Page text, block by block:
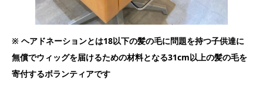
※ ヘアドネーションとは18以下の髪の毛に問題を持つ子供達に
無償でウィッグを届けるための材料となる31cm以上の髪の毛を
寄付するボランティアです